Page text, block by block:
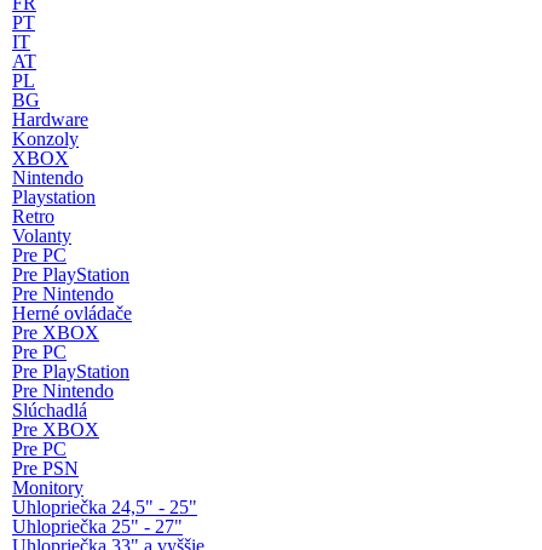
PT
IT
AT
PL
BG
Hardware
Konzoly
XBOX
Nintendo
Playstation
Retro
Volanty
Pre PC
Pre PlayStation
Pre Nintendo
Herné ovládače
Pre XBOX
Pre PC
Pre PlayStation
Pre Nintendo
Slúchadlá
Pre XBOX
Pre PC
Pre PSN
Monitory
Uhlopriečka 24,5" - 25"
Uhlopriečka 25" - 27"
Uhlopriečka 33" a vyššie